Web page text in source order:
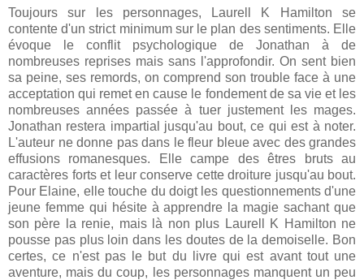
Toujours sur les personnages, Laurell K Hamilton se
contente d'un strict minimum sur le plan des sentiments. Elle
évoque le conflit psychologique de Jonathan à de
nombreuses reprises mais sans l'approfondir. On sent bien
sa peine, ses remords, on comprend son trouble face à une
acceptation qui remet en cause le fondement de sa vie et les
nombreuses années passée à tuer justement les mages.
Jonathan restera impartial jusqu'au bout, ce qui est à noter.
L'auteur ne donne pas dans le fleur bleue avec des grandes
effusions romanesques. Elle campe des êtres bruts au
caractères forts et leur conserve cette droiture jusqu'au bout.
Pour Elaine, elle touche du doigt les questionnements d'une
jeune femme qui hésite à apprendre la magie sachant que
son père la renie, mais là non plus Laurell K Hamilton ne
pousse pas plus loin dans les doutes de la demoiselle. Bon
certes, ce n'est pas le but du livre qui est avant tout une
aventure, mais du coup, les personnages manquent un peu